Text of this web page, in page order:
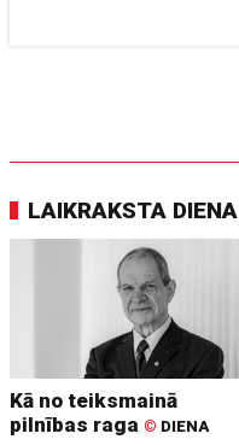
LAIKRAKSTA
Kā no teiksmainā
pilnības raga © DIENA